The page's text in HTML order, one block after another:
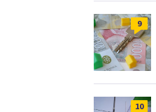
9
10